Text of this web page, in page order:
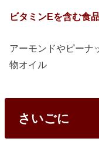
ビタミンEを含む食
アーモンドやピーナ
物オイル
さいごに